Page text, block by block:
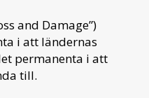
and Damage”)
i att ländernas
permanenta i att
till.